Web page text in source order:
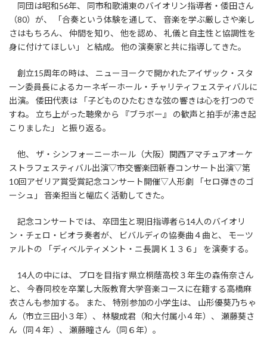
同団は昭和56年、 同市和歌浦東のバイオリン指導者・倭田さん
（80）が、 「合奏という体験を通して、 音楽を学ぶ厳しさや楽し
さはもちろん、 仲間を知り、 他を認め、 礼儀と自主性と協調性を
身に付けてほしい」 と結成。 他の演奏家と共に指導してきた。
創立15周年の時は、 ニューヨークで開かれたアイザック・スタ
ーン委員長によるカーネギーホール・チャリティフェスティバルに
出演。 倭田代表は 「子どものひたむきな弦の響きは心を打つので
すね。 立ち上がった聴衆から 『ブラボー』 の歓声と拍手が沸き起
こりました」 と振り返る。
他、 ザ・シンフォーニーホール（大阪）関西アマチュアオーケ
ストラフェスティバル出演▽市交響楽団新春コンサート出演▽第
10回アゼリア賞受賞記念コンサート開催▽人形劇 「セロ弾きのゴ
ーシュ」 音楽担当と幅広く活動してきた。
記念コンサートでは、 卒団生と現旧指導者ら14人のバイオリ
ン・チェロ・ビオラ奏者が、 ビバルディの協奏曲４曲と、 モーツ
ァルトの 「ディベルティメント・ニ長調Ｋ１３６」 を演奏する。
14人の中には、 プロを目指す県立桐蔭高校３年生の森侑奈さん
と、 今春同校を卒業し大阪教育大学音楽コースに在籍する高橋麻
衣さんも参加する。 また、 特別参加の小学生は、 山形優葵乃ちゃ
ん（市立三田小３年）、 林駿成君（和大付属小４年）、 瀬藤葵さ
ん（同４年）、 瀬藤瞳さん（同６年）。